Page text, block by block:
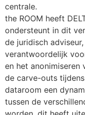
centrale.
the ROOM heeft
ondersteunt in dit
de juridisch
verantwoordelijk
en het anonimiseren
de carve-outs
dataroom een
tussen de